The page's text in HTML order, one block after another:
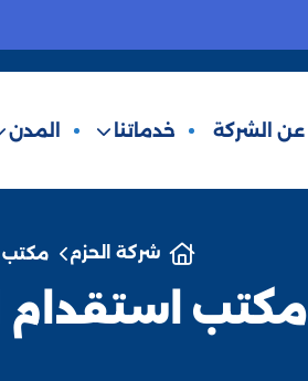
عن الشركة خدماتنا المدن
شركة الحزم مكتب
مكتب استقدام